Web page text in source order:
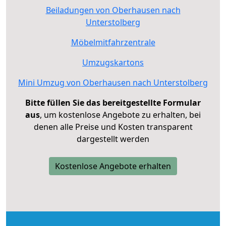
Beiladungen von Oberhausen nach
Unterstolberg
Möbelmitfahrzentrale
Umzugskartons
Mini Umzug von Oberhausen nach Unterstolberg
Bitte füllen Sie das bereitgestellte Formular
aus, um kostenlose Angebote zu erhalten, bei
denen alle Preise und Kosten transparent
dargestellt werden
Kostenlose Angebote erhalten